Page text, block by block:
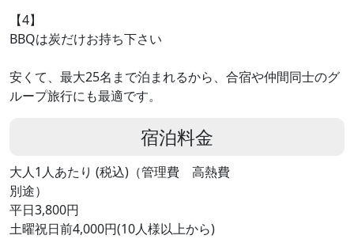
【4】
BBQは炭だけお持ち下さい
安くて、最大25名まで泊まれるから、合宿や仲間同士のグ
ループ旅行にも最適です。
宿泊料金
大人1人あたり (税込)（管理費 高熱費
別途）
平日3,800円
土曜祝日前4,000円(10人様以上から)